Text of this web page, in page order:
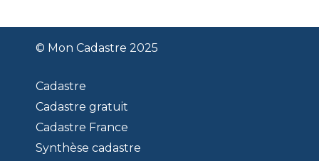
© Mon Cadastre 2025
Cadastre
Cadastre gratuit
Cadastre France
Synthèse cadastre